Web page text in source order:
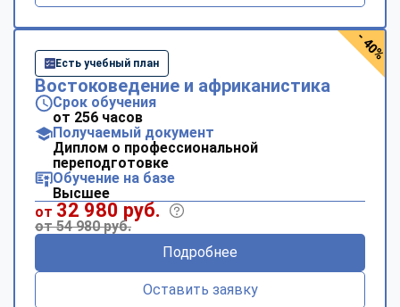
Есть учебный план
Востоковедение и африканистика
Срок обучения
от 256 часов
Получаемый документ
Диплом о профессиональной
переподготовке
Обучение на базе
Высшее
от 32 980 руб.
от 54 980 руб.
Подробнее
Оставить заявку
- 40%